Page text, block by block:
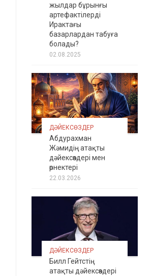
жылдар бұрынғы
артефактілерді
Ирактағы
базарлардан табуға
болады?
02.08.2025
ДӘЙЕКСӨЗДЕР
Абдурахман
Жәмидің атақты
дәйексөздері мен
өрнектері
22.03.2026
ДӘЙЕКСӨЗДЕР
Билл Гейтстің
атақты дәйексөздері